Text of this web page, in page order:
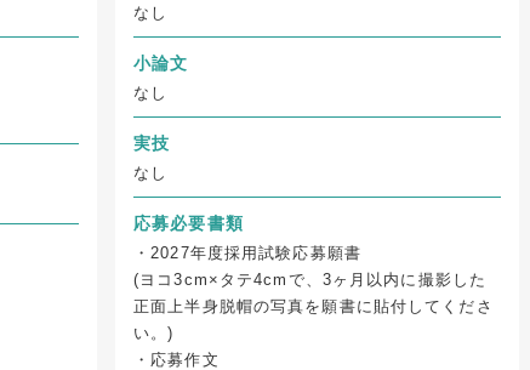
なし
小論文
なし
実技
なし
応募必要書類
・2027年度採用試験応募願書
(ヨコ3cm×タテ4cmで、3ヶ月以内に撮影した
正面上半身脱帽の写真を願書に貼付してくださ
い。)
・応募作文